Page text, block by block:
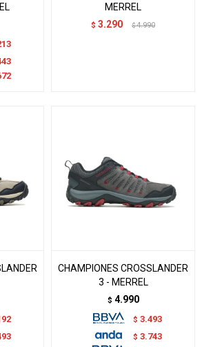
MERREL
$ 3.290 $ 4.990
CHAMPIONES CROSSLANDER
3 - MERREL
$ 4.990
$ 3.493
$ 3.743